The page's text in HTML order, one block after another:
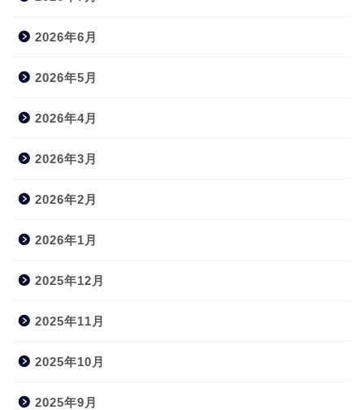
2026年6月
2026年5月
2026年4月
2026年3月
2026年2月
2026年1月
2025年12月
2025年11月
2025年10月
2025年9月